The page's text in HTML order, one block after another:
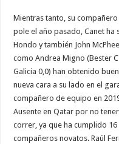
Mientras tanto, su
pole el año pasado, Canet ha
Hondo y también John
como Andrea Migno (Bester
Galicia 0,0) han obtenido
nueva cara a su lado en el
compañero de equipo en
Ausente en Qatar por no
correr, ya que ha cumplido
compañeros novatos. Raúl